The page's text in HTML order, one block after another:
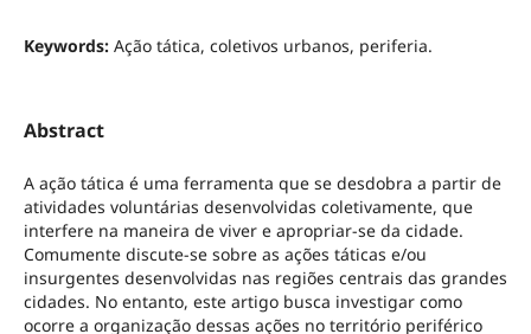
Keywords: Ação tática, coletivos urbanos, periferia.
Abstract
A ação tática é uma ferramenta que se desdobra a partir de
atividades voluntárias desenvolvidas coletivamente, que
interfere na maneira de viver e apropriar-se da cidade.
Comumente discute-se sobre as ações táticas e/ou
insurgentes desenvolvidas nas regiões centrais das grandes
cidades. No entanto, este artigo busca investigar como
ocorre a organização dessas ações no território periférico